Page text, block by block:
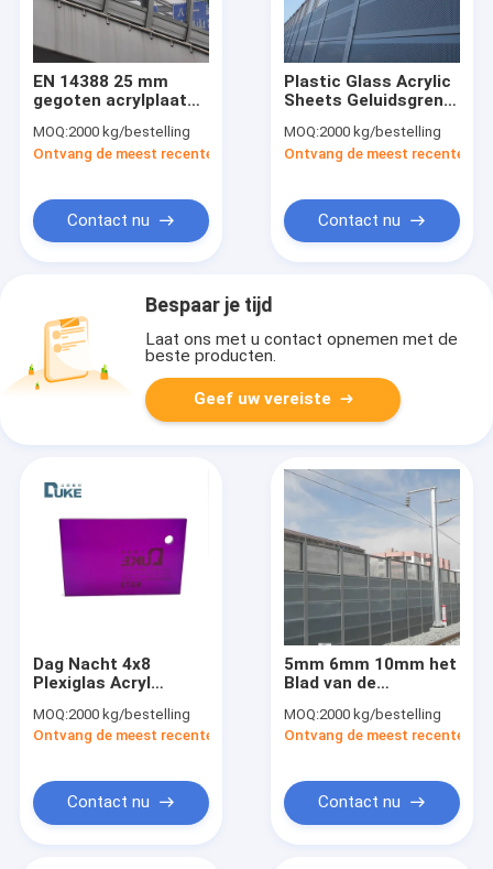
EN 14388 25 mm
gegoten acrylplaat
brandvertrager
MOQ:2000 kg/bestelling
Ontvang de meest recente Prijs
Contact nu
Plastic Glass Acrylic
Sheets Geluidsgrens
MOQ:2000 kg/bestelling
Ontvang de meest recente
Contact nu
Bespaar je tijd
Laat ons met u contact opnemen met de
beste producten.
Geef uw vereiste
Dag Nacht 4x8
Plexiglas Acryl
Hardheid M-100
MOQ:2000 kg/bestelling
Ontvang de meest recente Prijs
Contact nu
5mm 6mm 10mm het
Blad van de
sound barriers van de
Lawaaibarrière
MOQ:2000 kg/bestelling
Ontvang de meest recente
Contact nu